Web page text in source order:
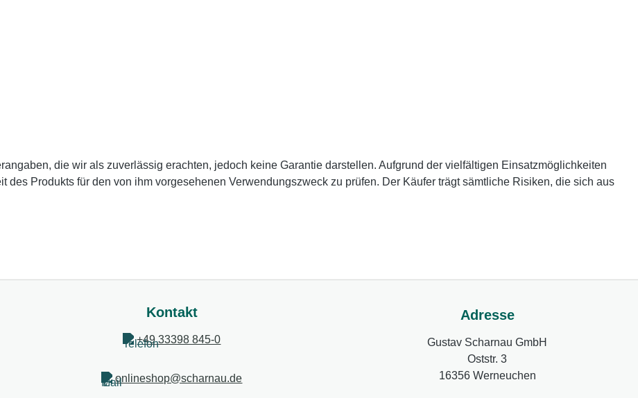
die wir als zuverlässig erachten, jedoch keine Garantie darstellen. Aufgrund der vielfältigen Einsatzmöglichkeiten
des Produkts für den von ihm vorgesehenen Verwendungszweck zu prüfen. Der Käufer trägt sämtliche Risiken, die sich aus
Kontakt
+49 33398 845-0
onlineshop@scharnau.de
Adresse
Gustav Scharnau GmbH
Oststr. 3
16356 Werneuchen